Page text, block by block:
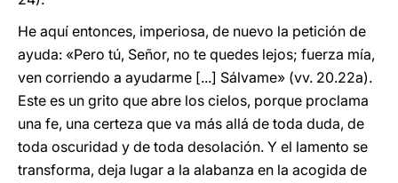
He aquí entonces, imperiosa, de nuevo la petición de
ayuda: «Pero tú, Señor, no te quedes lejos; fuerza mía,
ven corriendo a ayudarme [...] Sálvame» (vv. 20.22a).
Este es un grito que abre los cielos, porque proclama
una fe, una certeza que va más allá de toda duda, de
toda oscuridad y de toda desolación. Y el lamento se
transforma, deja lugar a la alabanza en la acogida de